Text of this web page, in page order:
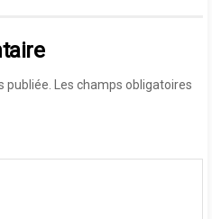
publiée.
Les champs obligatoires